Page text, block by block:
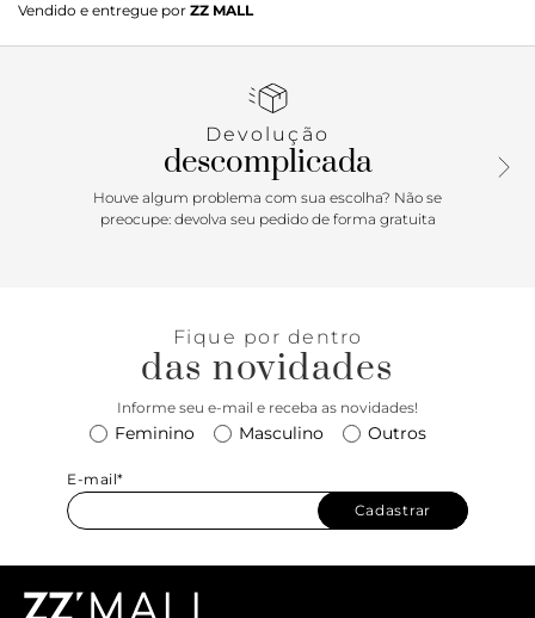
O modelo tem salto baixo e bico redondo. Fechado, traz
recorte lateral na gáspea e aplicação de bridão metálico
inicial A, preso por tiras, sobre o cabedal. Possui costura
recorte no calcanhar. Com palmilha nude e assinatura
Anacapri, o mocassim exibe todo o peito do pé.
Porque Apostar: Indispensável para quem não abre mão do
propostas casuais e descontraídas. Comfy, o mocassim
Anacapri traz atitude para suas produções e é sempre a
Vendido e entregue por ZZ MALL
Devolução
descomplicada
Houve algum problema com sua escolha? Não se
preocupe: devolva seu pedido de forma gratuita
Fique por dentro
das novidades
Informe seu e-mail e receba as novidades!
Feminino Masculino Outros
E-mail*
Cadastrar